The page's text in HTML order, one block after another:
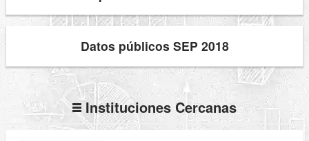
Datos públicos SEP 2018
Instituciones Cercanas